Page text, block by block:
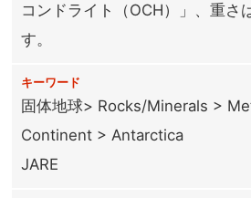
コンドライト（OCH）」、重さ
す。
キーワード
固体地球> Rocks/Minerals >
Continent > Antarctica
JARE